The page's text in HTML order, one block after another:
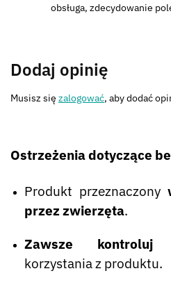
obsługa, zdecydowanie
Dodaj opinię
Musisz się zalogować, aby dodać
Ostrzeżenia dotyczące
Produkt przeznaczony
przez zwierzęta.
Zawsze kontroluj
korzystania z produktu.